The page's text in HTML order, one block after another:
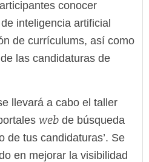
conocer
inteligencia artificial
de currículums, así como
las candidaturas de
llevará a cabo el taller
web de búsqueda
de tus candidaturas’. Se
en mejorar la visibilidad